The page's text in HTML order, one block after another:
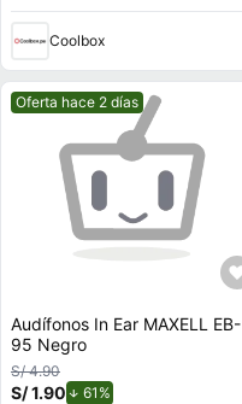
Coolbox
Mejor precio.
Oferta hace 2 días
Audífonos In Ear MAXELL EB-
95 Negro
S/ 4.90
S/ 1.90 61%